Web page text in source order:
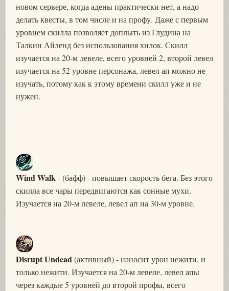
новом сервере, когда адены практически нет, а надо
делать квесты, в том числе и на профу. Даже с первым
уровнем скилла позволяет доплыть из Глудина на
Талкин Айленд без использования хилок. Скилл
изучается на 20-м левеле, всего уровней 2, второй левел
изучается на 52 уровне персонажа, левел ап можно не
изучать, потому как к этому времени скилл уже и не
нужен.
Wind Walk - (бафф) - повышает скорость бега. Без этого
скилла все чары передвигаются как сонные мухи.
Изучается на 20-м левеле, левел ап на 30-м уровне.
Disrupt Undead (активный) - наносит урон нежити, и
только нежити. Изучается на 20-м левеле, левел апы
через каждые 5 уровней до второй профы, всего